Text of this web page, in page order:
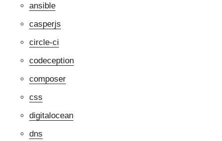
ansible
casperjs
circle-ci
codeception
composer
css
digitalocean
dns